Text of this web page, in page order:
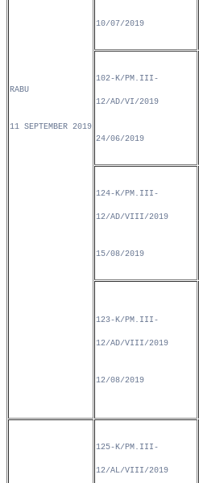
RABU
11 SEPTEMBER 2019
10/07/2019
102-K/PM.III-
12/AD/VI/2019
24/06/2019
124-K/PM.III-
12/AD/VIII/2019
15/08/2019
123-K/PM.III-
12/AD/VIII/2019
12/08/2019
125-K/PM.III-
12/AL/VIII/2019